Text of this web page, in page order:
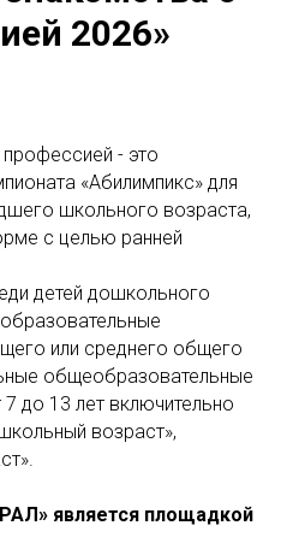
2026»
- это
«Абилимпикс» для
школьного возраста,
с целью ранней
детей дошкольного
или среднего общего
общеобразовательные
до 13 лет включительно
возраст»,
является площадкой